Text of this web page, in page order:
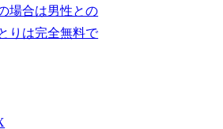
場合は男性との
りは完全無料で